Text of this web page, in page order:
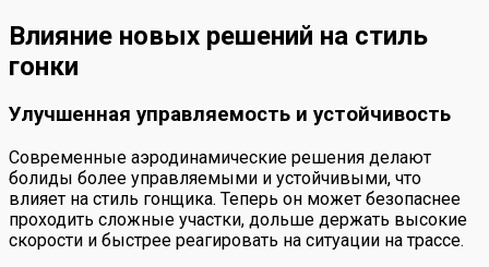
Влияние новых решений на стиль
гонки
Улучшенная управляемость и устойчивость
Современные аэродинамические решения делают
болиды более управляемыми и устойчивыми, что
влияет на стиль гонщика. Теперь он может безопаснее
проходить сложные участки, дольше держать высокие
скорости и быстрее реагировать на ситуации на трассе.